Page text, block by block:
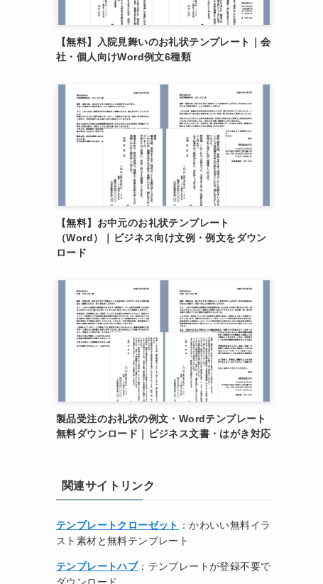
【無料】入院見舞いのお礼状テンプレート｜会
社・個人向けWord例文6種類
【無料】お中元のお礼状テンプレート
（Word）｜ビジネス向け文例・例文をダウン
ロード
製品受注のお礼状の例文・Wordテンプレート
無料ダウンロード｜ビジネス文書・はがき対応
関連サイトリンク
テンプレートクローゼット ：かわいい無料イラ
スト素材と無料テンプレート
テンプレートハブ：テンプレートが登録不要で